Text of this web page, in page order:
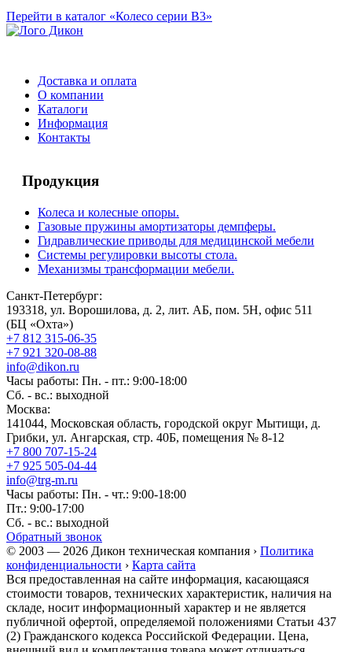
Перейти в каталог «Колесо серии B3»
Доставка и оплата
О компании
Каталоги
Информация
Контакты
Продукция
Колеса и колесные опоры.
Газовые пружины амортизаторы демпферы.
Гидравлические приводы для медицинской мебели
Системы регулировки высоты стола.
Механизмы трансформации мебели.
Санкт-Петербург:
193318, ул. Ворошилова, д. 2, лит. АБ, пом. 5Н, офис 511
(БЦ «Охта»)
+7 812 315-06-35
+7 921 320-08-88
info@dikon.ru
Часы работы: Пн. - пт.: 9:00-18:00
Сб. - вс.: выходной
Москва:
141044, Московская область, городской округ Мытищи, д.
Грибки, ул. Ангарская, стр. 40Б, помещения № 8-12
+7 800 707-15-24
+7 925 505-04-44
info@trg-m.ru
Часы работы: Пн. - чт.: 9:00-18:00
Пт.: 9:00-17:00
Сб. - вс.: выходной
Обратный звонок
© 2003 — 2026 Дикон техническая компания › Политика
конфиденциальности › Карта сайта
Вся предоставленная на сайте информация, касающаяся
стоимости товаров, технических характеристик, наличия на
складе, носит информационный характер и не является
публичной офертой, определяемой положениями Статьи 437
(2) Гражданского кодекса Российской Федерации. Цена,